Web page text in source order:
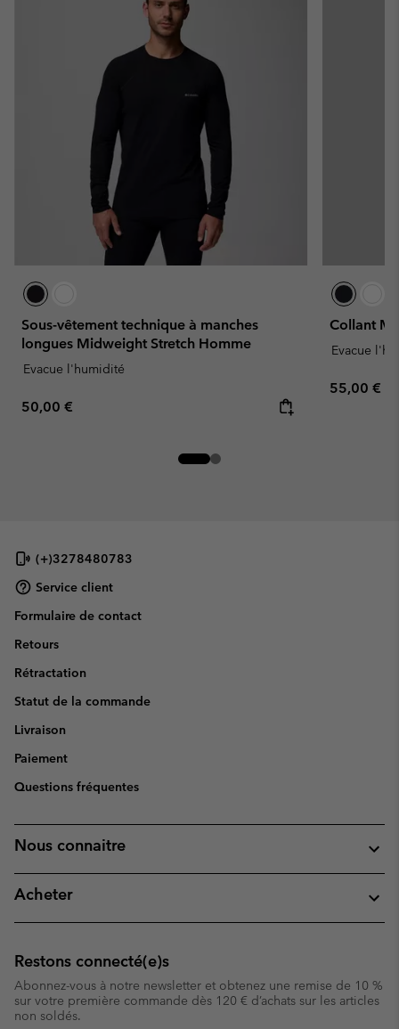
Sous-vêtement technique à manches
longues Midweight Stretch Homme
Evacue l'humidité
Regular price:
50,00 €
Collant
Evacue
Regular
55,00 €
(+)3278480783
Service client
Formulaire de contact
Retours
Rétractation
Statut de la commande
Livraison
Paiement
Questions fréquentes
Nous connaitre
Acheter
Restons connecté(e)s
Abonnez-vous à notre newsletter et obtenez une remise de 10 %
sur votre première commande dès 120 € d’achats sur les articles
non soldés.